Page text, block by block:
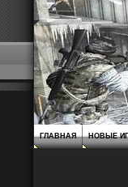
ГЛАВНАЯ НОВЫЕ